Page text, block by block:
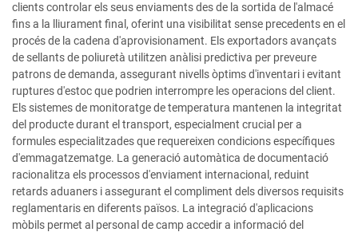
clients controlar els seus enviaments des de la sortida de l'almacé
fins a la lliurament final, oferint una visibilitat sense precedents en el
procés de la cadena d'aprovisionament. Els exportadors avançats
de sellants de poliuretà utilitzen anàlisi predictiva per preveure
patrons de demanda, assegurant nivells òptims d'inventari i evitant
ruptures d'estoc que podrien interrompre les operacions del client.
Els sistemes de monitoratge de temperatura mantenen la integritat
del producte durant el transport, especialment crucial per a
formules especialitzades que requereixen condicions específiques
d'emmagatzematge. La generació automàtica de documentació
racionalitza els processos d'enviament internacional, reduint
retards aduaners i assegurant el compliment dels diversos requisits
reglamentaris en diferents països. La integració d'aplicacions
mòbils permet al personal de camp accedir a informació del